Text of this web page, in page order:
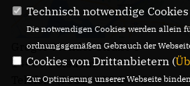
SPENDEN
Mitglied
Gregor-Mendel-Straße 3
14469 Potsdam
Telefon: (0331) 620 14 - 0
Technisch notwendige Cookies
Die notwendigen Cookies werden allein
ordnungsgemäßen Gebrauch der
Cookies von Drittanbietern (
Zur Optimierung unserer Webseite